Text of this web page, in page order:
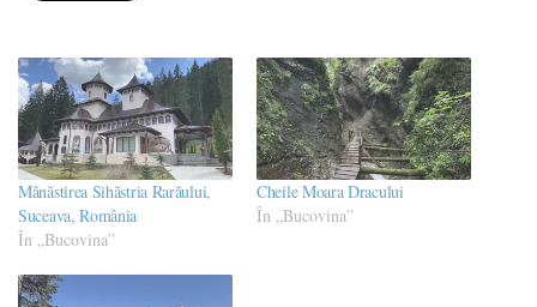
Mănăstirea Sihăstria Rarăului,
Suceava, România
În „Bucovina”
Cheile Moara Dracului
În „Bucovina”